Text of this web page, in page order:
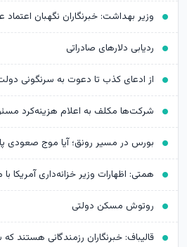
وزیر بهداشت: خبرنگاران نگهبان
ردیابی دلارهای صادراتی
شرکت‌ها مکلف به اعلام هزینه‌کرد
بورس در مسیر رونق؛ آیا موج صعودی
روتوش مسکن دولتی